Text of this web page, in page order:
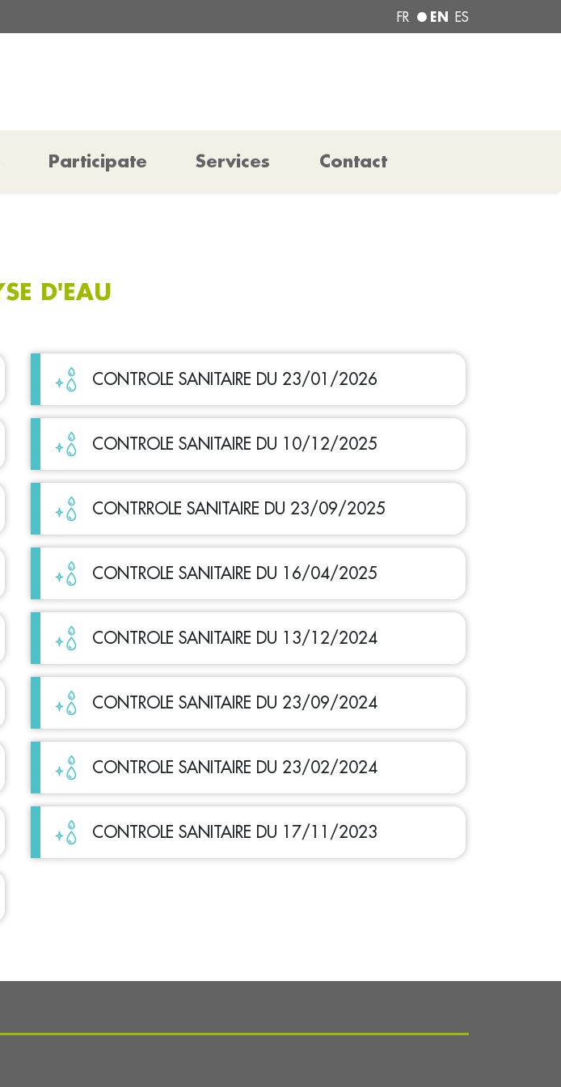
FR EN ES
Participate Services Contact
D'EAU
CONTROLE SANITAIRE DU 23/01/2026
CONTROLE SANITAIRE DU 10/12/2025
CONTRROLE SANITAIRE DU 23/09/2025
CONTROLE SANITAIRE DU 16/04/2025
CONTROLE SANITAIRE DU 13/12/2024
CONTROLE SANITAIRE DU 23/09/2024
CONTROLE SANITAIRE DU 23/02/2024
CONTROLE SANITAIRE DU 17/11/2023